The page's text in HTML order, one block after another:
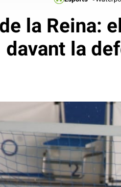
la Reina:
davant la